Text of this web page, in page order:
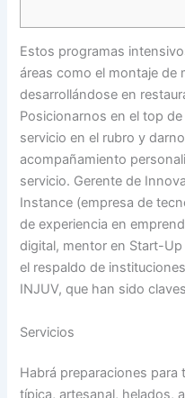
Estos programas
áreas como el montaje de
desarrollándose en
Posicionarnos en el top
servicio en el rubro y
acompañamiento
servicio. Gerente de
Instance (empresa de
de experiencia en
digital, mentor en Start-
el respaldo de
INJUV, que han sido
Servicios
Habrá preparaciones